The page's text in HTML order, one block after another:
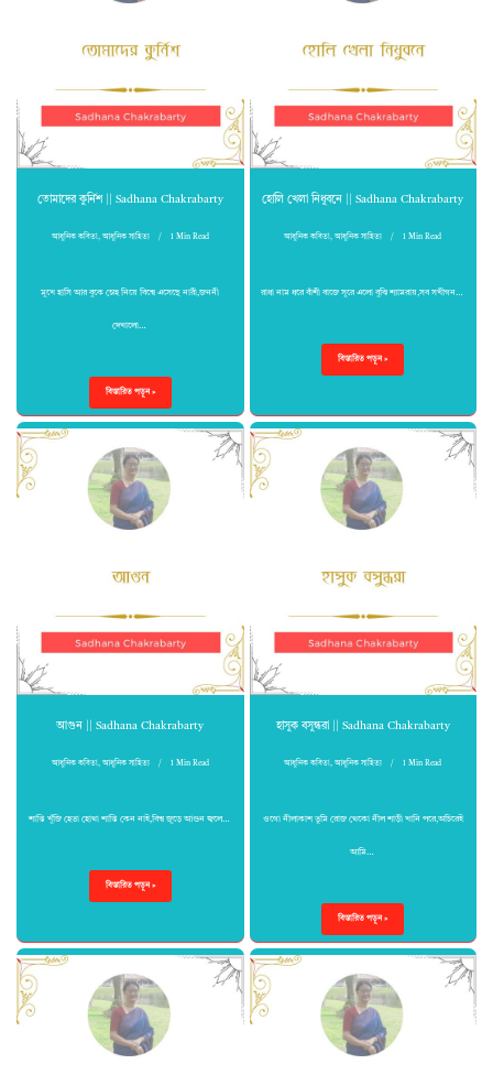
তোমাদের কুর্নিশ || Sadhana Chakrabarty
আধুনিক কবিতা , আধুনিক সাহিত্য 1 Min Read
মুখে হাসি আর বুকে স্নেহ নিয়ে বিশ্বে এসেছে নারী,জননী
দেখালো…
বিস্তারিত পড়ুন »
হোলি খেলা নিধুবনে || Sadhana Chakrabarty
আধুনিক কবিতা,আধুনিক সাহিত্য 1 Min Read
রাধা নাম ধরে বাঁশী বাজে সুরে এলো বুঝি শ্যামরায়,সব সখীগন…
বিস্তারিত পড়ুন »
আগুন || Sadhana Chakrabarty
আধুনিক কবিতা , আধুনিক সাহিত্য 1 Min Read
শান্তি খুঁজি হেতা হোথা শান্তি কেন নাই,বিশ্ব জুড়ে আগুন জ্বলে…
বিস্তারিত পড়ুন »
হাসুক বসুন্ধরা || Sadhana Chakrabarty
আধুনিক কবিতা,আধুনিক সাহিত্য 1 Min Read
ওগো নীলাকাশ তুমি রোজ থেকো নীল শাড়ী খানি পরে,অচিরেই
আমি…
বিস্তারিত পড়ুন »